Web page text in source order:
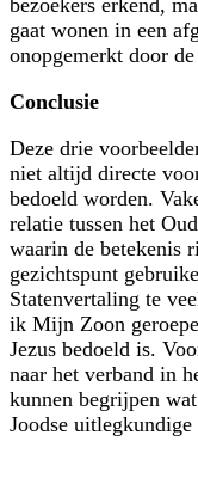
gaat wonen in een
onopgemerkt door
Conclusie
Deze drie
niet altijd directe
bedoeld worden.
relatie tussen het
waarin de betekenis
gezichtspunt
Statenvertaling te
ik Mijn Zoon
Jezus bedoeld is.
naar het verband in
kunnen begrijpen
Joodse